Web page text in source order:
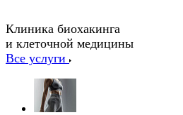
Клиника биохакинга
и клеточной медицины
Все услуги